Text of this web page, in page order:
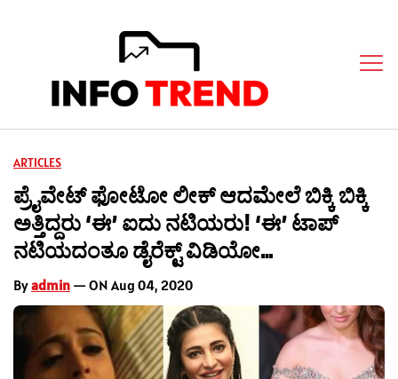
ARTICLES
ಪ್ರೈವೇಟ್ ಫೋಟೋ ಲೀಕ್ ಆದಮೇಲೆ ಬಿಕ್ಕಿ ಬಿಕ್ಕಿ
ಅತ್ತಿದ್ದರು ‘ಈ’ ಐದು ನಟಿಯರು! ‘ಈ’ ಟಾಪ್
ನಟಿಯದಂತೂ ಡೈರೆಕ್ಟ್ ವಿಡಿಯೋ…
Byadmin — ON Aug 04, 2020